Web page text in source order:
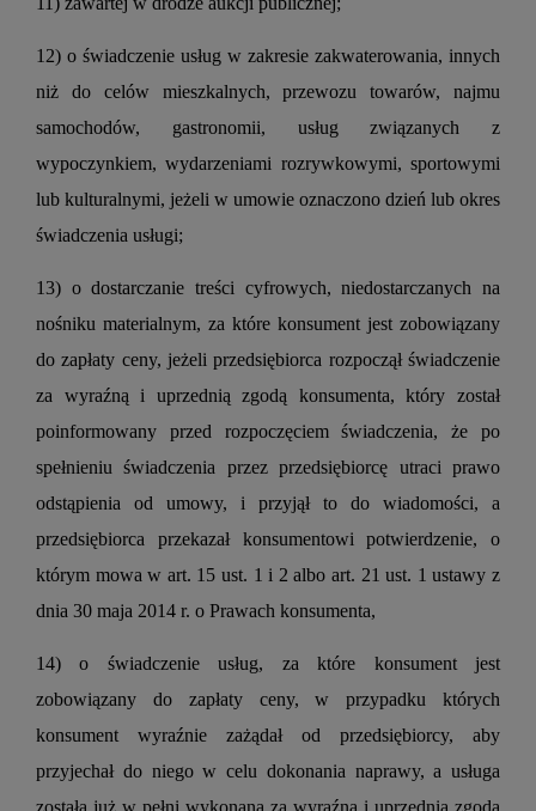
12) o świadczenie usług w zakresie zakwaterowania, innych
niż do celów mieszkalnych, przewozu towarów, najmu
samochodów, gastronomii, usług związanych z
wypoczynkiem, wydarzeniami rozrywkowymi, sportowymi
lub kulturalnymi, jeżeli w umowie oznaczono dzień lub okres
świadczenia usługi;
13) o dostarczanie treści cyfrowych, niedostarczanych na
nośniku materialnym, za które konsument jest zobowiązany
do zapłaty ceny, jeżeli przedsiębiorca rozpoczął świadczenie
za wyraźną i uprzednią zgodą konsumenta, który został
poinformowany przed rozpoczęciem świadczenia, że po
spełnieniu świadczenia przez przedsiębiorcę utraci prawo
odstąpienia od umowy, i przyjął to do wiadomości, a
przedsiębiorca przekazał konsumentowi potwierdzenie, o
którym mowa w art. 15 ust. 1 i 2 albo art. 21 ust. 1 ustawy z
dnia 30 maja 2014 r. o Prawach konsumenta,
14) o świadczenie usług, za które konsument jest
zobowiązany do zapłaty ceny, w przypadku których
konsument wyraźnie zażądał od przedsiębiorcy, aby
przyjechał do niego w celu dokonania naprawy, a usługa
została już w pełni wykonana za wyraźną i uprzednią zgodą